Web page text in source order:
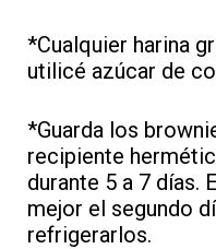
*Cualquier harina
utilicé azúcar de
*Guarda los
recipiente
durante 5 a 7 días.
mejor el segundo
refrigerarlos.